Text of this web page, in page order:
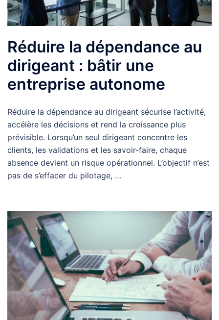
Réduire la dépendance au
dirigeant : bâtir une
entreprise autonome
Réduire la dépendance au dirigeant sécurise l’activité,
accélère les décisions et rend la croissance plus
prévisible. Lorsqu’un seul dirigeant concentre les
clients, les validations et les savoir-faire, chaque
absence devient un risque opérationnel. L’objectif n’est
pas de s’effacer du pilotage, …